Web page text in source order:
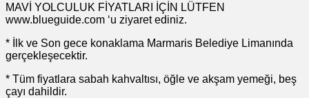
MAVİ YOLCULUK FİYATLARI İÇİN LÜTFEN
www.blueguide.com ‘u ziyaret ediniz.
* İlk ve Son gece konaklama Marmaris Belediye Limanında
gerçekleşecektir.
* Tüm fiyatlara sabah kahvaltısı, öğle ve akşam yemeği, beş
çayı dahildir.